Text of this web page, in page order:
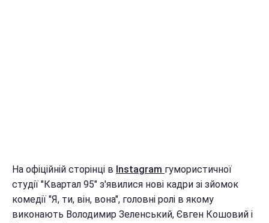
На офіційній сторінці в Instagram гумористичної
студії "Квартал 95" з'явилися нові кадри зі зйомок
комедії "Я, ти, він, вона", головні ролі в якому
виконають Володимир Зеленський, Євген Кошовий і